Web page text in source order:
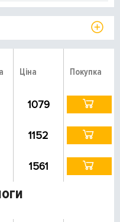
Ціна Покупка
1079
1152
1561